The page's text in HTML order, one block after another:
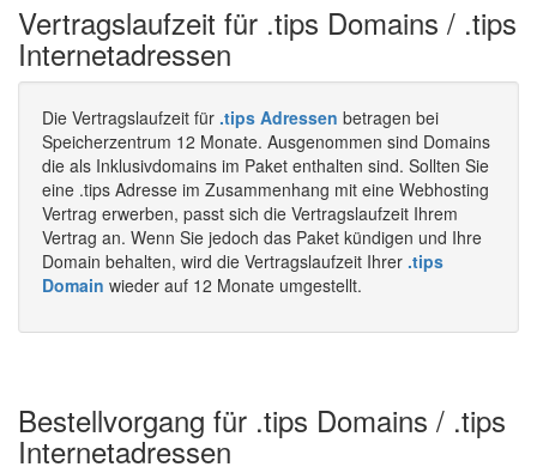
Vertragslaufzeit für .tips Domains / .tips
Internetadressen
Die Vertragslaufzeit für .tips Adressen betragen bei
Speicherzentrum 12 Monate. Ausgenommen sind Domains
die als Inklusivdomains im Paket enthalten sind. Sollten Sie
eine .tips Adresse im Zusammenhang mit eine Webhosting
Vertrag erwerben, passt sich die Vertragslaufzeit Ihrem
Vertrag an. Wenn Sie jedoch das Paket kündigen und Ihre
Domain behalten, wird die Vertragslaufzeit Ihrer .tips
Domain wieder auf 12 Monate umgestellt.
Bestellvorgang für .tips Domains / .tips
Internetadressen